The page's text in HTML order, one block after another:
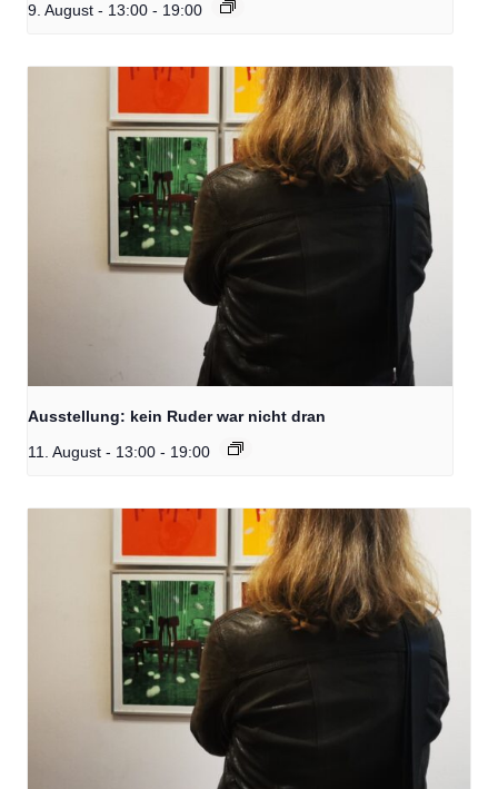
9. August - 13:00 - 19:00
Ausstellung: kein Ruder war nicht dran
11. August - 13:00 - 19:00